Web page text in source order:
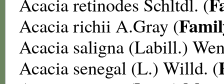
Acacia richii A.Gray (
Acacia saligna (Labill.)
Acacia senegal (L.) Willd. (